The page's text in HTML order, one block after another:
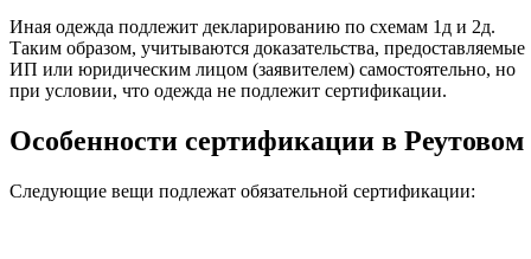
Иная одежда подлежит декларированию по схемам 1д и 2д.
Таким образом, учитываются доказательства, предоставляемые
ИП или юридическим лицом (заявителем) самостоятельно, но
при условии, что одежда не подлежит сертификации.
Особенности сертификации в Реутовом
Следующие вещи подлежат обязательной сертификации: